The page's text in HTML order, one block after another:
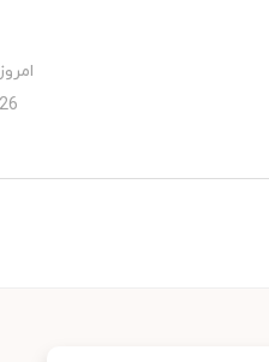
امروز